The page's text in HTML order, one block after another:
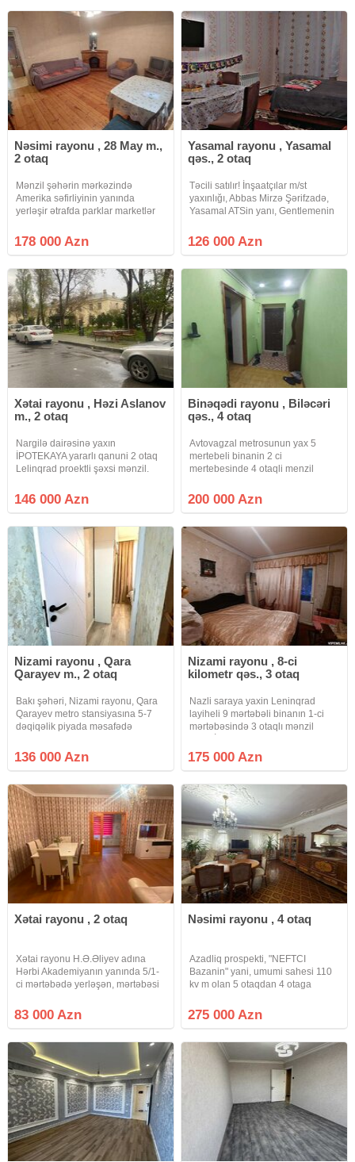
Nəsimi rayonu , 28 May m.,
2 otaq
Mənzil şəhərin mərkəzində
Amerika səfirliyinin yanında
yerləşir ətrafda parklar marketlər
obyektləri mövcuddur 28 may
metrosunun 2 ci çıxışına 6 . 7
yerləşir 4
178 000 Azn
Yasamal rayonu , Yasamal
qəs., 2 otaq
Təcili satılır! İnşaatçılar m/st
yaxınlığı, Abbas Mirzə Şərifzadə,
Yasamal ATSin yanı, Gentlemenin
1/5, leninqrad layihəli daş ev
satılır.
126 000 Azn
Xətai rayonu , Həzi Aslanov
m., 2 otaq
Nargilə dairəsinə yaxın
İPOTEKAYA yararlı qanuni 2 otaq
Lelinqrad proektli şəxsi mənzil.
kombi, ehtiyat su çəni kondisioner
mətbəx mebeli və s var. Şəxsi
146 000 Azn
Binəqədi rayonu , Biləcəri
qəs., 4 otaq
Avtovagzal metrosunun yax 5
mertebeli binanin 2 ci
mertebesinde 4 otaqli menzil
var.Real aliciya endirim olunacaq.
Qiymet 200 000 Azn
200 000 Azn
Nizami rayonu , Qara
Qarayev m., 2 otaq
Bakı şəhəri, Nizami rayonu, Qara
Qarayev metro stansiyasına 5-7
dəqiqəlik piyada məsafədə
layihəli binanın 4-cü mərtəbəsində
1 otaqdan 2 otağa ideal şəkildə
136 000 Azn
Nizami rayonu , 8-ci
kilometr qəs., 3 otaq
Nazli saraya yaxin Leninqrad
layiheli 9 mərtəbəli binanın 1-ci
mərtəbəsində 3 otaqlı mənzil
mərkəzidir.Əmlak ofisinə ödəniş
alıcı tərəfindən məbləğin 1%-ni
175 000 Azn
Xətai rayonu , 2 otaq
Xətai rayonu H.Ə.Əliyev adına
Hərbi Akademiyanın yanında 5/1-
ci mərtəbədə yerləşən, mərtəbəsi
otaqlı (1-dən 2-yə düzəlmiş), künc
binada yerləşən 42 kv.m^2 sahəsi
83 000 Azn
Nəsimi rayonu , 4 otaq
Azadliq prospekti, "NEFTCI
Bazanin" yani, umumi sahesi 110
kv m olan 5 otaqdan 4 otaga
5/3, yaxsi temir, doseme parket,
qurasdirilmis metbex mebeli,
275 000 Azn